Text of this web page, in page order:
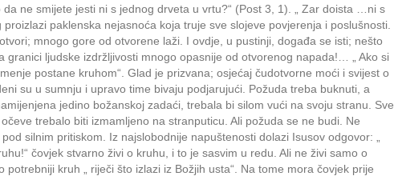
ne smijete jesti ni s jednog drveta u vrtu?“ (Post 3, 1). „ Zar doista …ni s
proizlazi paklenska nejasnoća koja truje sve slojeve povjerenja i poslušnosti.
mnogo gore od otvorene laži. I ovdje, u pustinji, događa se isti; nešto
granici ljudske izdržljivosti mnogo opasnije od otvorenog napada!… „ Ako si
postane kruhom“. Glad je prizvana; osjećaj čudotvorne moći i svijest o
su u sumnju i upravo time bivaju podjarujući. Požuda treba buknuti, a
jedino božanskoj zadaći, trebala bi silom vući na svoju stranu. Sve
trebalo biti izmamljeno na stranputicu. Ali požuda se ne budi. Ne
silnim pritiskom. Iz najslobodnije napuštenosti dolazi Isusov odgovor: „
čovjek stvarno živi o kruhu, i to je sasvim u redu. Ali ne živi samo o
potrebniji kruh „ riječi što izlazi iz Božjih usta“. Na tome mora čovjek prije